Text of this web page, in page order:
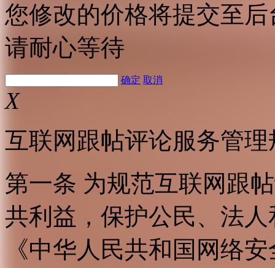
您修改的价格将提交至
请耐心等待
确定 取消
X
互联网跟帖评论服务管理
第一条 为规范互联网跟
共利益，保护公民、法
《中华人民共和国网络